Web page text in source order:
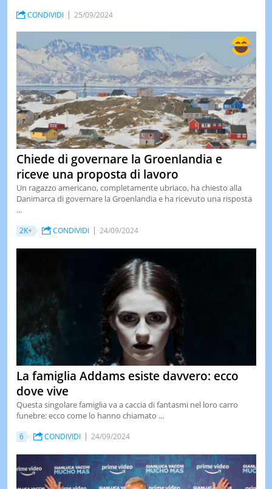
CONDIVIDI 25/09/2024
Chiede di governare la Groenlandia e
riceve una proposta di lavoro
Un ragazzo americano, completamente ubriaco, ha chiesto alla
Danimarca di governare la Groenlandia e ha ricevuto una risposta
...
2K+ CONDIVIDI 24/09/2024
La famiglia Addams esiste davvero: ecco
dove vive
Questa singolare famiglia va a caccia di fantasmi nel loro carro
funebre: ecco come lo hanno chiamato ...
6 CONDIVIDI 24/09/2024